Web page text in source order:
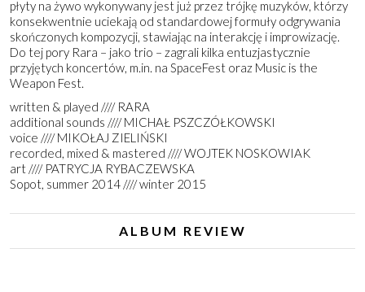
płyty na żywo wykonywany jest już przez trójkę muzyków, którzy
konsekwentnie uciekają od standardowej formuły odgrywania
skończonych kompozycji, stawiając na interakcję i improwizację.
Do tej pory Rara – jako trio – zagrali kilka entuzjastycznie
przyjętych koncertów, m.in. na SpaceFest oraz Music is the
Weapon Fest.
written & played //// RARA
additional sounds //// MICHAŁ PSZCZÓŁKOWSKI
voice //// MIKOŁAJ ZIELIŃSKI
recorded, mixed & mastered //// WOJTEK NOSKOWIAK
art //// PATRYCJA RYBACZEWSKA
Sopot, summer 2014 //// winter 2015
ALBUM REVIEW